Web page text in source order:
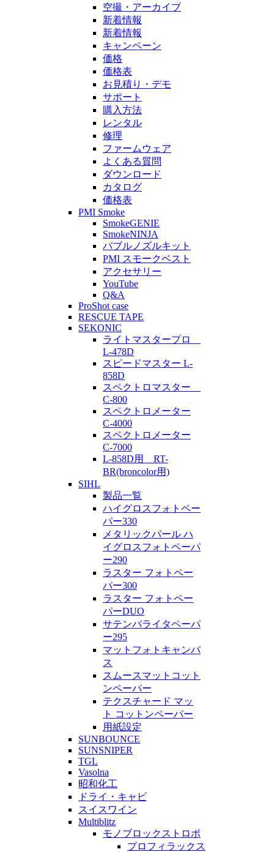
空撮・アーカイブ
新着情報
新着情報
キャンペーン
価格
価格表
お見積り・デモ
サポート
購入方法
レンタル
修理
ファームウェア
よくある質問
ダウンロード
カタログ
価格表
PMI Smoke
SmokeGENIE
SmokeNINJA
バブルノズルキット
PMI スモークベスト
アクセサリー
YouTube
Q&A
ProShot case
RESCUE TAPE
SEKONIC
ライトマスタープロ
L-478D
スピードマスター L-
858D
スペクトロマスター
C-800
スペクトロメーター
C-4000
スペクトロメーター
C-7000
L-858D用 RT-
BR(broncolor用)
SIHL
製品一覧
ハイグロスフォトペー
パー330
メタリックパール ハ
イグロスフォトペーパ
ー290
ラスター フォトペー
パー300
ラスター フォトペー
パーDUO
サテンバライタペーパ
ー295
マットフォトキャンバ
ス
スムースマットコット
ンペーパー
テクスチャード マッ
ト コットンペーパー
用紙設定
SUNBOUNCE
SUNSNIPER
TGL
Vasolna
昭和化工
ドライ・キャビ
スイスワイン
Multiblitz
モノブロックストロボ
プロフィラックス